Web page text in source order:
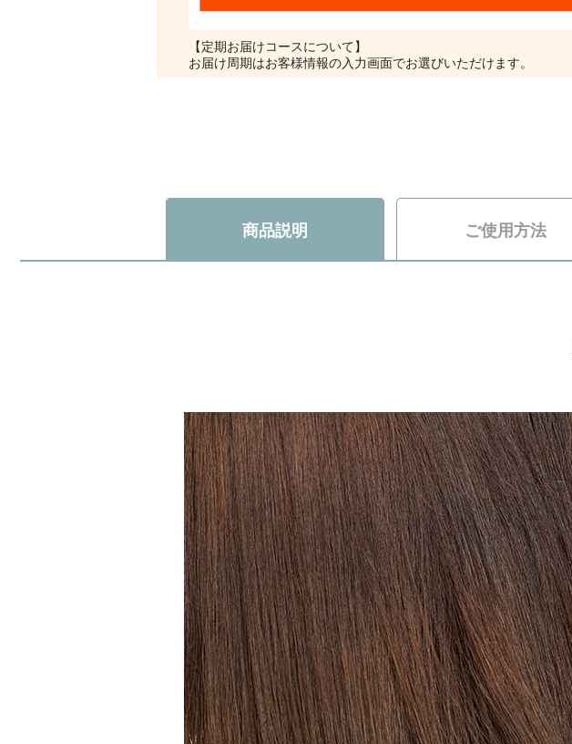
【定期お届けコースについて】
お届け周期はお客様情報の入力画面でお選びいただけます。
商品説明 ご使用方法